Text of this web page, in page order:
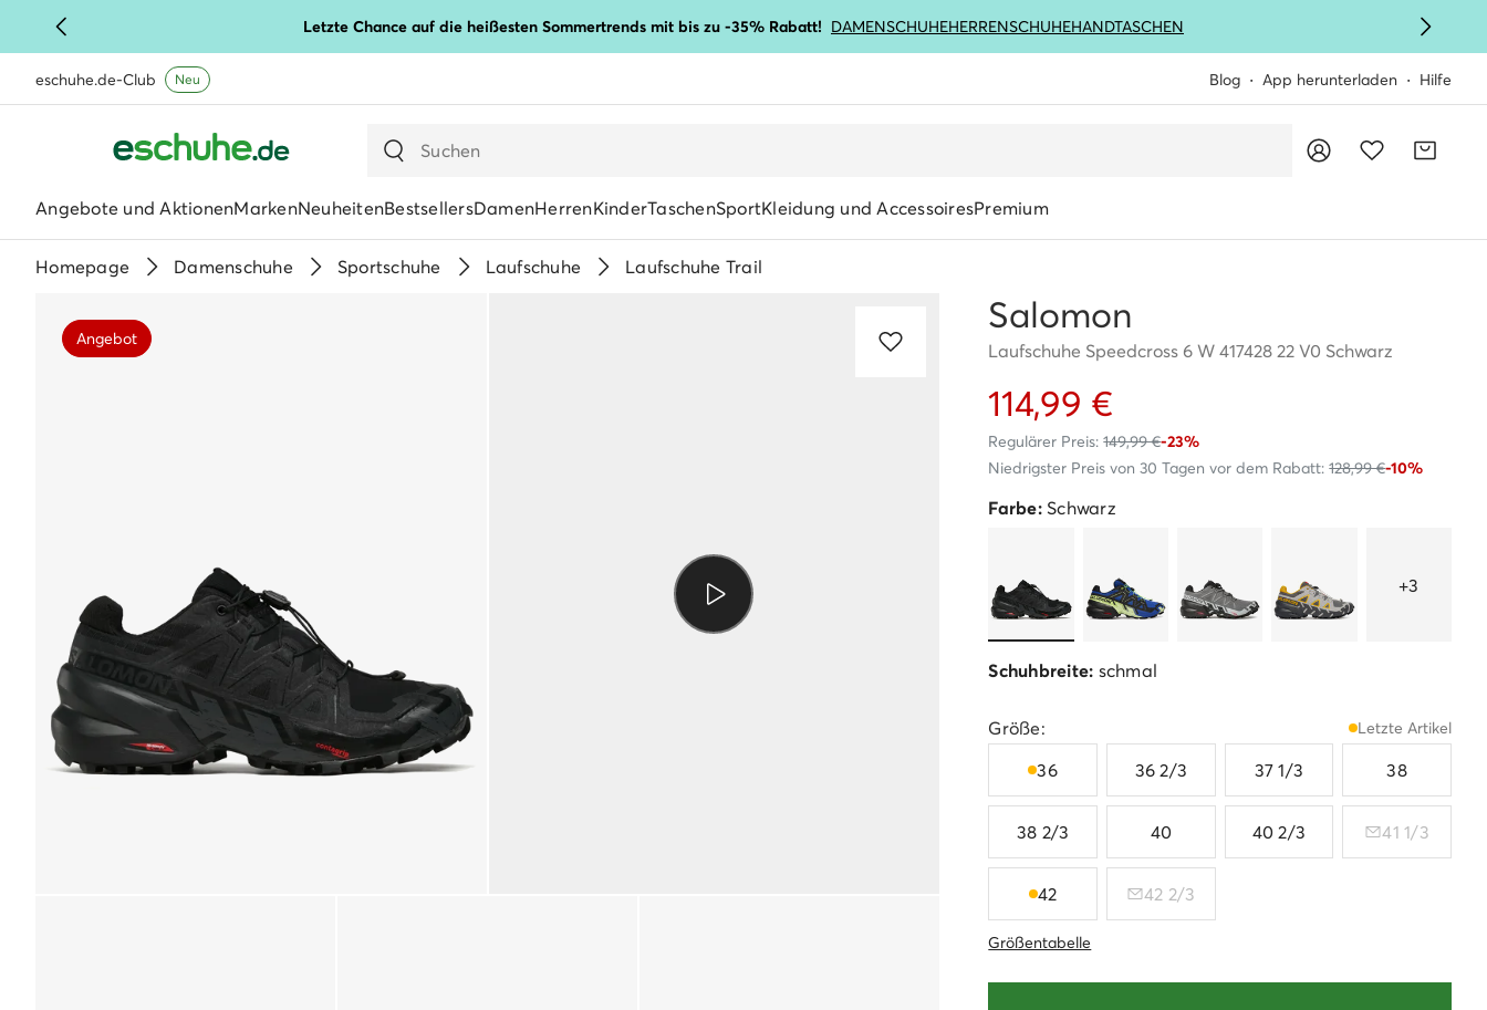
Letzte Chance auf die heißesten Sommertrends mit bis zu -35% Rabatt! DAMENSCHUHEHERRENSCHUHEHANDTASCHEN
eschuhe.de-Club Neu Blog App herunterladen Hilfe
Angebote und AktionenMarkenNeuheitenBestsellersDamenHerrenKinderTaschenSportKleidung und AccessoiresPremium
Homepage Damenschuhe Sportschuhe Laufschuhe Laufschuhe Trail
Angebot
Salomon
Laufschuhe Speedcross 6 W 417428 22 V0 Schwarz
114,99 €
Regulärer Preis:149,99 €-23%
Niedrigster Preis von 30 Tagen vor dem Rabatt:128,99 €-10%
Farbe:Schwarz
+3
Schuhbreite: schmal
Größe: Letzte Artikel
36 36 2/3 37 1/3 38
38 2/3 40 40 2/3 41 1/3
42 42 2/3
Größentabelle